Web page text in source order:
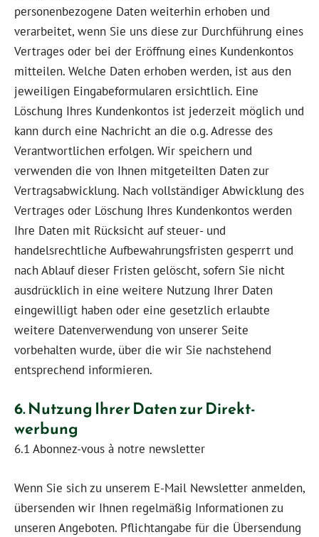
personenbezogene Daten weiterhin erhoben und
verarbeitet, wenn Sie uns diese zur Durchführung eines
Vertrages oder bei der Eröffnung eines Kundenkontos
mitteilen. Welche Daten erhoben werden, ist aus den
jeweiligen Eingabeformularen ersichtlich. Eine
Löschung Ihres Kundenkontos ist jederzeit möglich und
kann durch eine Nachricht an die o.g. Adresse des
Verantwortlichen erfolgen. Wir speichern und
verwenden die von Ihnen mitgeteilten Daten zur
Vertragsabwicklung. Nach vollständiger Abwicklung des
Vertrages oder Löschung Ihres Kundenkontos werden
Ihre Daten mit Rücksicht auf steuer- und
handelsrechtliche Aufbewahrungsfristen gesperrt und
nach Ablauf dieser Fristen gelöscht, sofern Sie nicht
ausdrücklich in eine weitere Nutzung Ihrer Daten
eingewilligt haben oder eine gesetzlich erlaubte
weitere Datenverwendung von unserer Seite
vorbehalten wurde, über die wir Sie nachstehend
entsprechend informieren.
6. Nutzung Ihrer Daten zur Direkt­
werbung
6.1 Abonnez-vous à notre newsletter
Wenn Sie sich zu unserem E-Mail Newsletter anmelden,
übersenden wir Ihnen regelmäßig Informationen zu
unseren Angeboten. Pflichtangabe für die Übersendung